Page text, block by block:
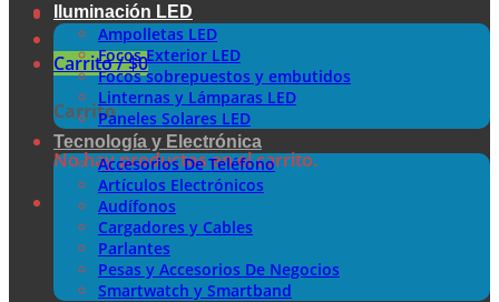
Carrito /$0
Carrito
No hay productos en el carrito.
Iluminación LED
Ampolletas LED
Focos Exterior LED
Focos sobrepuestos y embutidos
Linternas y Lámparas LED
Paneles Solares LED
Tecnología y Electrónica
Accesorios De Teléfono
Artículos Electrónicos
Audífonos
Cargadores y Cables
Parlantes
Pesas y Accesorios De Negocios
Smartwatch y Smartband